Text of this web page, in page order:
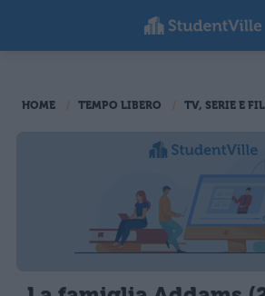
HOME TEMPO LIBERO TV, SERIE E